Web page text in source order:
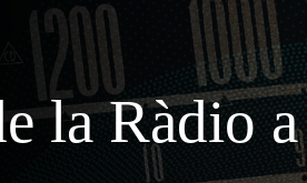
la Ràdio a